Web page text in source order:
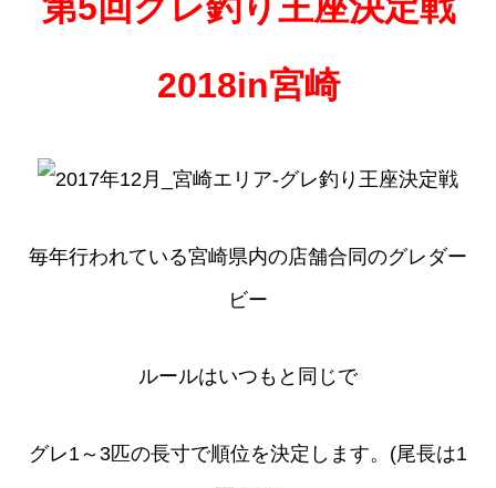
2018in宮崎
毎年行われている宮崎県内の店舗合同のグレダー
ビー
ルールはいつもと同じで
グレ1～3匹の長寸で順位を決定します。(尾長は1